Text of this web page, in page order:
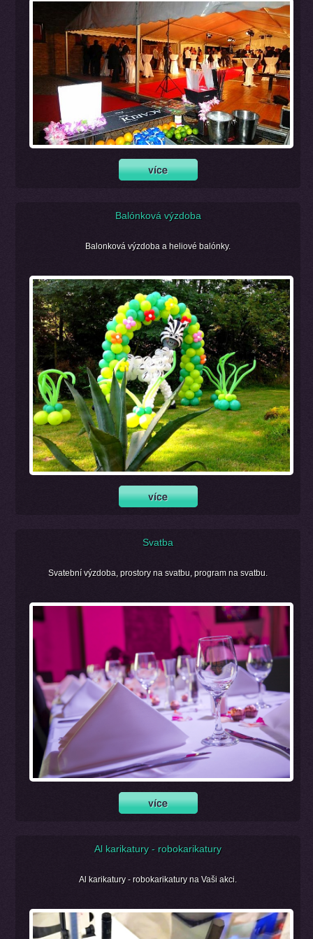
Balónková výzdoba
Balonková výzdoba a heliové balónky.
Svatba
Svatební výzdoba, prostory na svatbu, program na svatbu.
Al karikatury - robokarikatury
Al karikatury - robokarikatury na Vaši akci.